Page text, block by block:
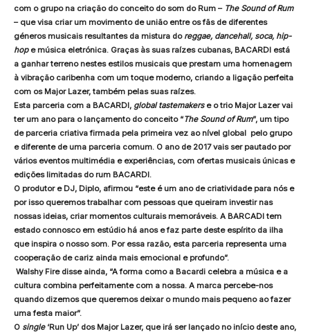
com o grupo na criação do conceito do som do Rum – The Sound of Rum
– que visa criar um movimento de união entre os fãs de diferentes
géneros musicais resultantes da mistura do reggae, dancehall, soca, hip-
hope música eletrónica. Graças às suas raízes cubanas, BACARDI está
a ganhar terreno nestes estilos musicais que prestam uma homenagem
à vibração caribenha com um toque moderno, criando a ligação perfeita
com os Major Lazer, também pelas suas raízes.
Esta parceria com a BACARDI, global tastemakerse o trio Major Lazer vai
ter um ano para o lançamento do conceito “The Sound of Rum”, um tipo
de parceria criativa firmada pela primeira vez ao nível global pelo grupo
e diferente de uma parceria comum. O ano de 2017 vais ser pautado por
vários eventos multimédia e experiências, com ofertas musicais únicas e
edições limitadas do rum BACARDI.
O produtor e DJ, Diplo, afirmou “este é um ano de criatividade para nós e
por isso queremos trabalhar com pessoas que queiram investir nas
nossas ideias, criar momentos culturais memoráveis. A BARCADI tem
estado connosco em estúdio há anos e faz parte deste espírito da ilha
que inspira o nosso som. Por essa razão, esta parceria representa uma
cooperação de cariz ainda mais emocional e profundo”.
Walshy Fire disse ainda, “A forma como a Bacardi celebra a música e a
cultura combina perfeitamente com a nossa. A marca percebe-nos
quando dizemos que queremos deixar o mundo mais pequeno ao fazer
uma festa maior”.
O single‘Run Up’ dos Major Lazer, que irá ser lançado no início deste ano,